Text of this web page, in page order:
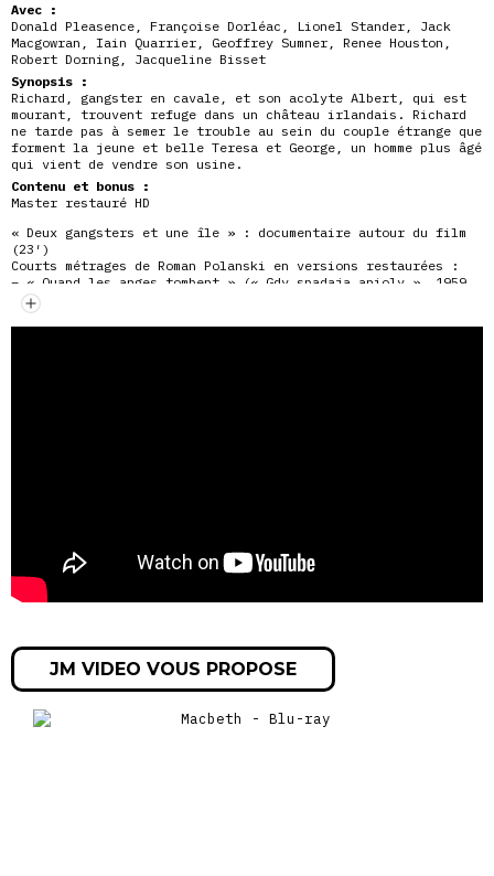
Avec :
Donald Pleasence, Françoise Dorléac, Lionel Stander, Jack
Macgowran, Iain Quarrier, Geoffrey Sumner, Renee Houston,
Robert Dorning, Jacqueline Bisset
Synopsis :
Richard, gangster en cavale, et son acolyte Albert, qui est
mourant, trouvent refuge dans un château irlandais. Richard
ne tarde pas à semer le trouble au sein du couple étrange que
forment la jeune et belle Teresa et George, un homme plus âgé
qui vient de vendre son usine.
Contenu et bonus :
Master restauré HD
« Deux gangsters et une île » : documentaire autour du film
(23′)
Courts métrages de Roman Polanski en versions restaurées :
– « Quand les anges tombent » (« Gdy spadaja anioly », 1959,
N&B/Couleurs, 21′)
– « Le Gros et le maigre (1961, inédit, N&B, 14′)
– « Les Mammifères » (« Ssaki », 1962, N&B, 10′)
JM VIDEO VOUS PROPOSE